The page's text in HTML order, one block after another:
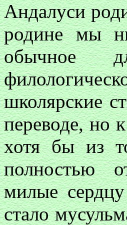
Андалуси
родине мы
обычное
школярские
переводе, но
хотя бы из
полностью
милые
стало